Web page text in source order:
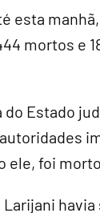
esta
mortos e
do Estado
ele, foi